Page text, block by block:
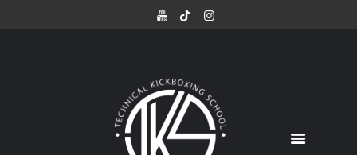
NUESTRA ESCUELA
ADULTOS